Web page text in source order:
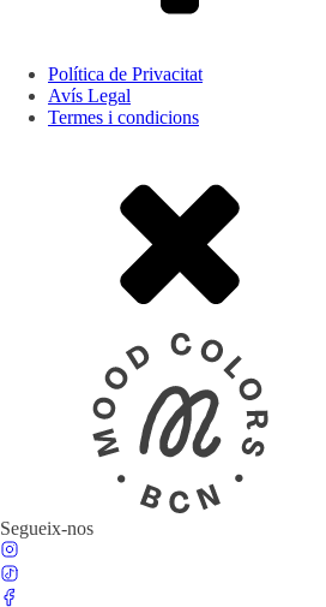
Política de Privacitat
Avís Legal
Termes i condicions
Segueix-nos